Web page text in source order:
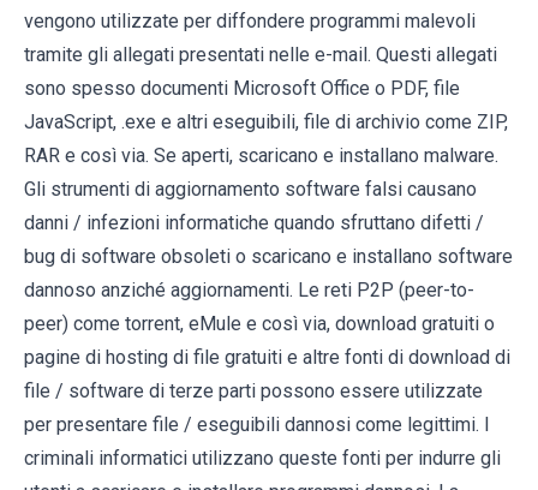
vengono utilizzate per diffondere programmi malevoli
tramite gli allegati presentati nelle e-mail. Questi allegati
sono spesso documenti Microsoft Office o PDF, file
JavaScript, .exe e altri eseguibili, file di archivio come ZIP,
RAR e così via. Se aperti, scaricano e installano malware.
Gli strumenti di aggiornamento software falsi causano
danni / infezioni informatiche quando sfruttano difetti /
bug di software obsoleti o scaricano e installano software
dannoso anziché aggiornamenti. Le reti P2P (peer-to-
peer) come torrent, eMule e così via, download gratuiti o
pagine di hosting di file gratuiti e altre fonti di download di
file / software di terze parti possono essere utilizzate
per presentare file / eseguibili dannosi come legittimi. I
criminali informatici utilizzano queste fonti per indurre gli